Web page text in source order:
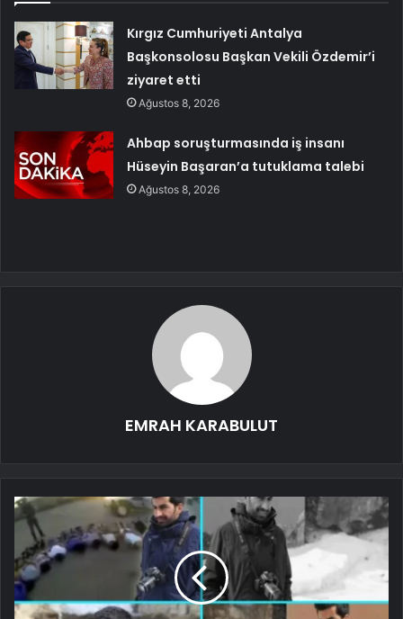
Kırgız Cumhuriyeti Antalya
Başkonsolosu Başkan Vekili Özdemir’i
ziyaret etti
Ağustos 8, 2026
Ahbap soruşturmasında iş insanı
Hüseyin Başaran’a tutuklama talebi
Ağustos 8, 2026
EMRAH KARABULUT